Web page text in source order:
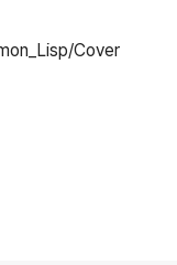
Cover